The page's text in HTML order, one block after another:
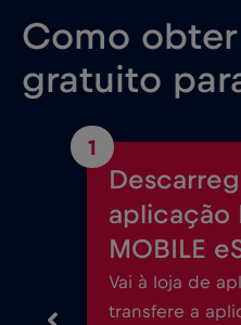
Como obter
gratuito
1
aplicação
MOBILE
Vai à loja de
transfere a